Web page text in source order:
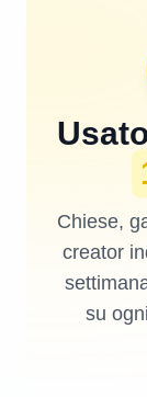
Chiese,
creator
su